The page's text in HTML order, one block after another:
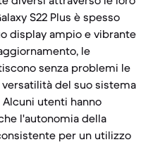
S22 Plus è spesso
display ampio e vibrante
le
senza problemi le
del suo sistema
utenti hanno
l'autonomia della
per un utilizzo